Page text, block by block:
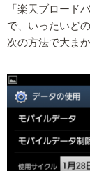
「楽天ブロード
で、いったいど
次の方法で大ま